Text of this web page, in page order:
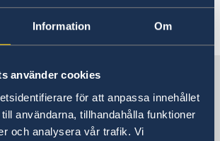
Information Om
använder cookies
för att anpassa innehållet
användarna, tillhandahålla funktioner
och analysera vår trafik. Vi
Kongo